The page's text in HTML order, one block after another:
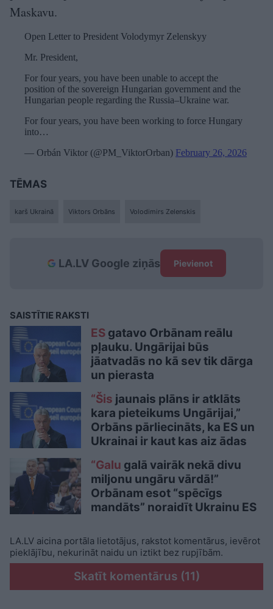
Maskavu.
Open Letter to President Volodymyr Zelenskyy
Mr. President,
For four years, you have been unable to accept the
position of the sovereign Hungarian government and the
Hungarian people regarding the Russia–Ukraine war.
For four years, you have been working to force Hungary
into…
— Orbán Viktor (@PM_ViktorOrban) February 26, 2026
TĒMAS
karš Ukrainā Viktors Orbāns Volodimirs Zelenskis
LA.LV Google ziņās Pievienot
SAISTĪTIE RAKSTI
ES gatavo Orbānam reālu
pļauku. Ungārijai būs
jāatvadās no kā sev tik dārga
un pierasta
“Šis jaunais plāns ir atklāts
kara pieteikums Ungārijai,”
Orbāns pārliecināts, ka ES un
Ukrainai ir kaut kas aiz ādas
“Galu galā vairāk nekā divu
miljonu ungāru vārdā!”
Orbānam esot “spēcīgs
mandāts” noraidīt Ukrainu ES
LA.LV aicina portāla lietotājus, rakstot komentārus, ievērot
pieklājību, nekurināt naidu un iztikt bez rupjībām.
Skatīt komentārus (11)